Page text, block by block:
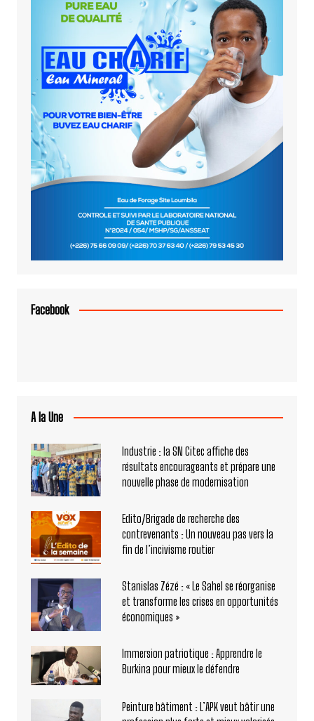
Facebook
A la Une
Industrie : la SN Citec affiche des
résultats encourageants et prépare une
nouvelle phase de modernisation
Edito/Brigade de recherche des
contrevenants : Un nouveau pas vers la
fin de l’incivisme routier
Stanislas Zézé : « Le Sahel se réorganise
et transforme les crises en opportunités
économiques »
Immersion patriotique : Apprendre le
Burkina pour mieux le défendre
Peinture bâtiment : L’APK veut bâtir une